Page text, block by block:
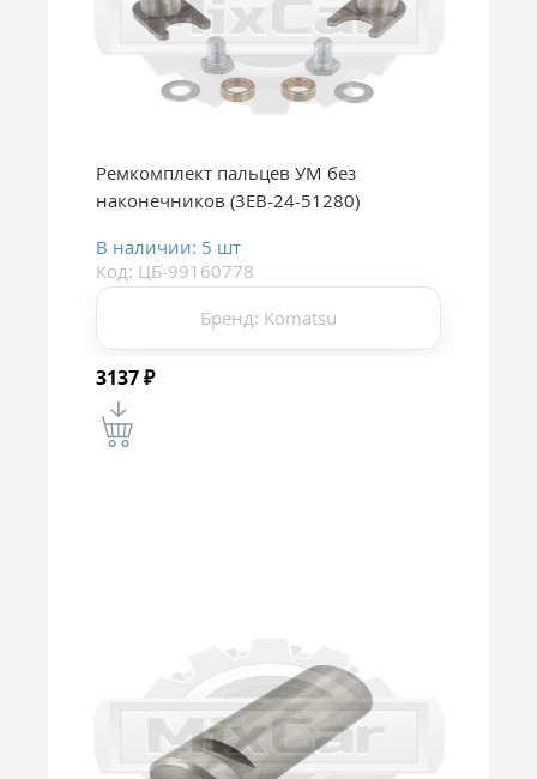
Ремкомплект пальцев УМ без
наконечников (3EB-24-51280)
В наличии: 5 шт
Код: ЦБ-99160778
Бренд: Komatsu
3137₽